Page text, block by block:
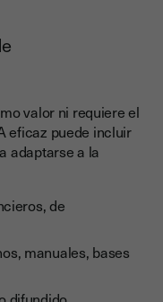
valor ni requiere el
eficaz puede incluir
adaptarse a la
de
manuales, bases